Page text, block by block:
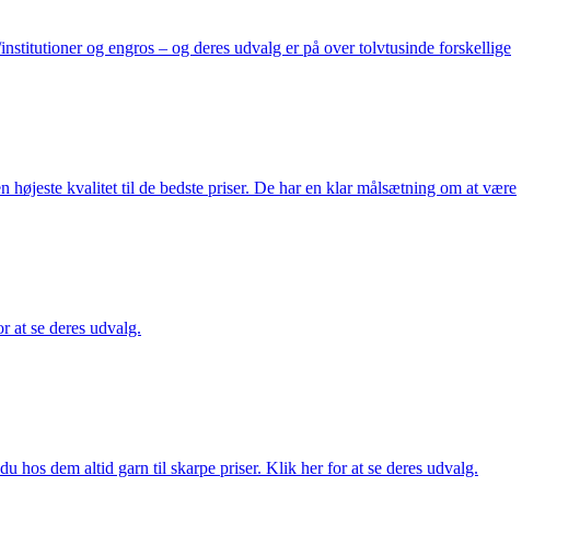
og engros – og deres udvalg er på over tolvtusinde forskellige
kvalitet til de bedste priser. De har en klar målsætning om at være
at se deres udvalg.
hos dem altid garn til skarpe priser. Klik her for at se deres udvalg.